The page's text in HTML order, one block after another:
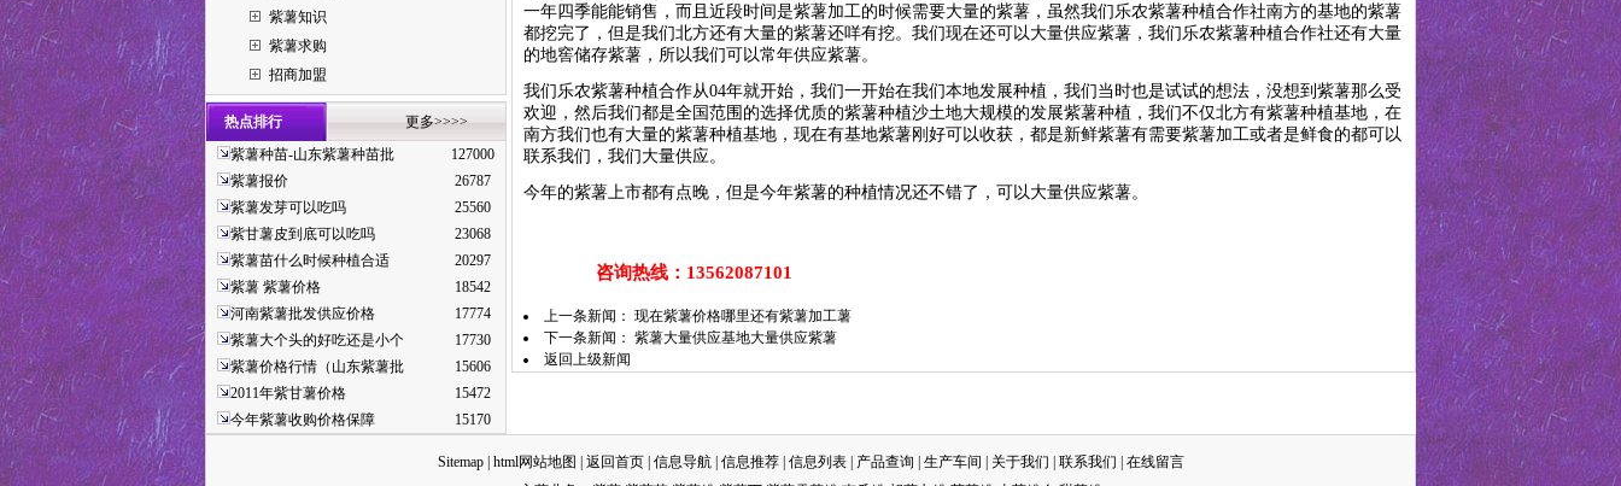
紫薯知识
紫薯求购
招商加盟
热点排行
更多>>>>
紫薯种苗-山东紫薯种苗批
127000
紫薯报价
26787
紫薯发芽可以吃吗
25560
紫甘薯皮到底可以吃吗
23068
紫薯苗什么时候种植合适
20297
紫薯 紫薯价格
18542
河南紫薯批发供应价格
17774
紫薯大个头的好吃还是小个
17730
紫薯价格行情（山东紫薯批
15606
2011年紫甘薯价格
15472
今年紫薯收购价格保障
15170
一年四季能能销售，而且近段时间是紫薯加工的时候需要大量的紫薯，虽然我们乐农紫薯种植合作社南方的基地的紫薯
都挖完了，但是我们北方还有大量的紫薯还咩有挖。我们现在还可以大量供应紫薯，我们乐农紫薯种植合作社还有大量
的地窖储存紫薯，所以我们可以常年供应紫薯。
我们乐农紫薯种植合作从04年就开始，我们一开始在我们本地发展种植，我们当时也是试试的想法，没想到紫薯那么受
欢迎，然后我们都是全国范围的选择优质的紫薯种植沙土地大规模的发展紫薯种植，我们不仅北方有紫薯种植基地，在
南方我们也有大量的紫薯种植基地，现在有基地紫薯刚好可以收获，都是新鲜紫薯有需要紫薯加工或者是鲜食的都可以
联系我们，我们大量供应。
今年的紫薯上市都有点晚，但是今年紫薯的种植情况还不错了，可以大量供应紫薯。
咨询热线：13562087101
上一条新闻： 现在紫薯价格哪里还有紫薯加工薯
下一条新闻： 紫薯大量供应基地大量供应紫薯
返回上级新闻
Sitemap| html网站地图 返回首页| 信息导航| 信息推荐| 信息列表| 产品查询 生产车间 关于我们 联系我们
在线留言